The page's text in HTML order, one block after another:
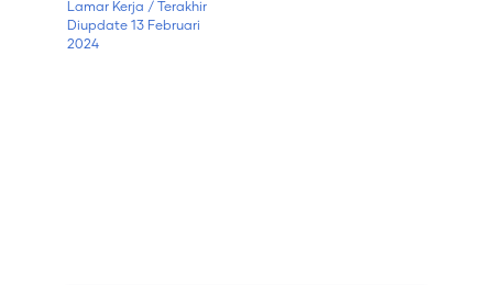
Lamar Kerja / Terakhir
Diupdate 13 Februari
2024